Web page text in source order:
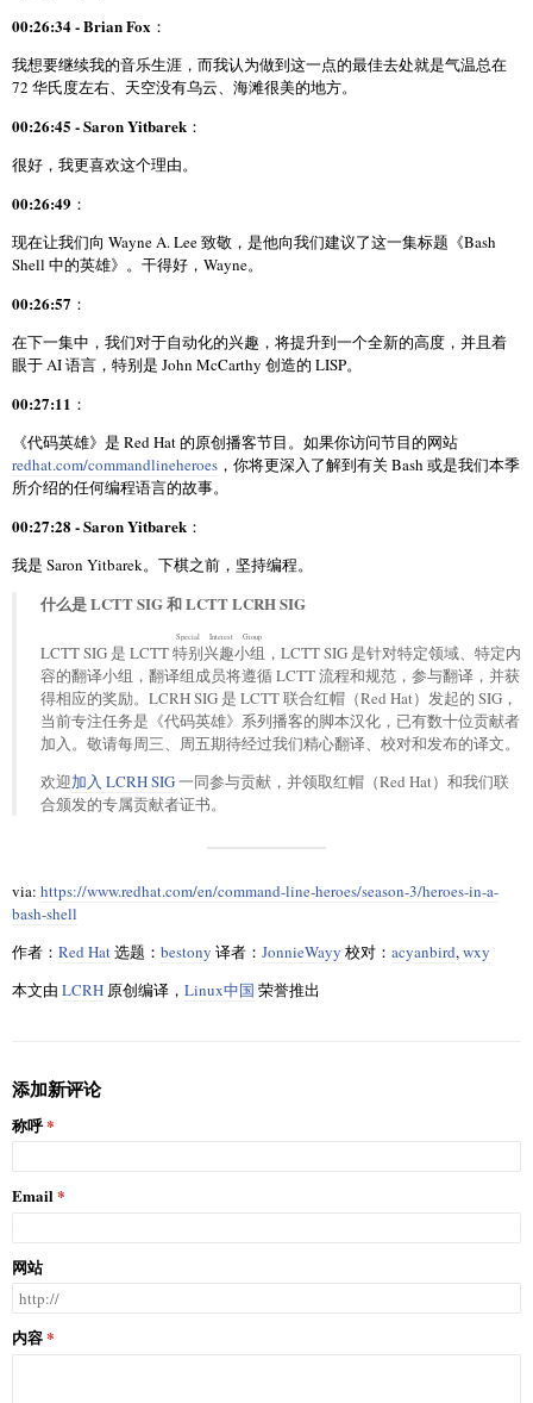
00:26:34 - Brian Fox ：
我想要继续我的音乐生涯，而我认为做到这一点的最佳去处就是气温总在
72 华氏度左右、天空没有乌云、海滩很美的地方。
00:26:45 - Saron Yitbarek ：
很好，我更喜欢这个理由。
00:26:49 ：
现在让我们向 Wayne A. Lee 致敬，是他向我们建议了这一集标题《Bash
Shell 中的英雄》。干得好，Wayne。
00:26:57 ：
在下一集中，我们对于自动化的兴趣，将提升到一个全新的高度，并且着
眼于 AI 语言，特别是 John McCarthy 创造的 LISP。
00:27:11 ：
《代码英雄》是 Red Hat 的原创播客节目。如果你访问节目的网站
redhat.com/commandlineheroes ，你将更深入了解到有关 Bash 或是我们本季
所介绍的任何编程语言的故事。
00:27:28 - Saron Yitbarek ：
我是 Saron Yitbarek。下棋之前，坚持编程。
什么是 LCTT SIG 和 LCTT LCRH SIG
LCTT SIG 是 LCTT特别兴趣小组
Special Interest Group
，LCTT SIG 是针对特定领域、特定内
容的翻译小组，翻译组成员将遵循 LCTT 流程和规范，参与翻译，并获
得相应的奖励。LCRH SIG 是 LCTT 联合红帽（Red Hat）发起的 SIG，
当前专注任务是《代码英雄》系列播客的脚本汉化，已有数十位贡献者
加入。敬请每周三、周五期待经过我们精心翻译、校对和发布的译文。
欢迎加入 LCRH SIG一同参与贡献，并领取红帽（Red Hat）和我们联
合颁发的专属贡献者证书。
via: https://www.redhat.com/en/command-line-heroes/season-3/heroes-in-a-
bash-shell
作者： Red Hat选题： bestony 译者： JonnieWayy 校对： acyanbird,wxy
本文由 LCRH 原创编译， Linux中国 荣誉推出
添加新评论
称呼
Email
网站
内容